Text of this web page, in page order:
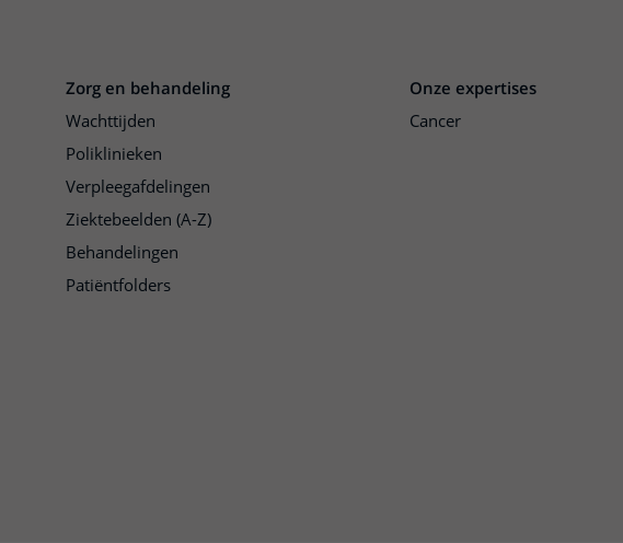
Zorg en behandeling
Wachttijden
Poliklinieken
Verpleegafdelingen
Ziektebeelden (A-Z)
Behandelingen
Patiëntfolders
Onze expertises
Cancer